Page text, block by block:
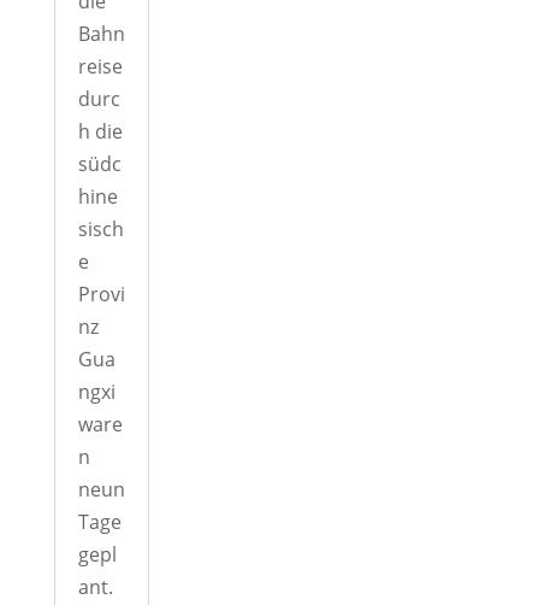
Bahn
reise
durc
h die
südc
hine
sisch
e
Provi
nz
Gua
ngxi
ware
n
neun
Tage
gepl
ant.